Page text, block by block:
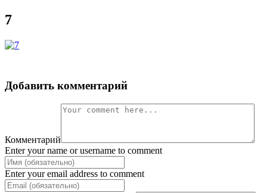
7
Добавить комментарий
Комментарий
Enter your name or username to comment
Enter your email address to comment